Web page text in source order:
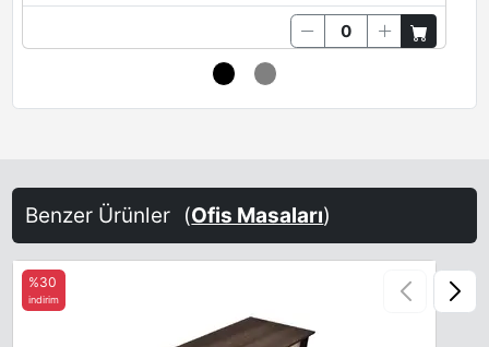
Benzer Ürünler (Ofis Masaları)
%30
indirim